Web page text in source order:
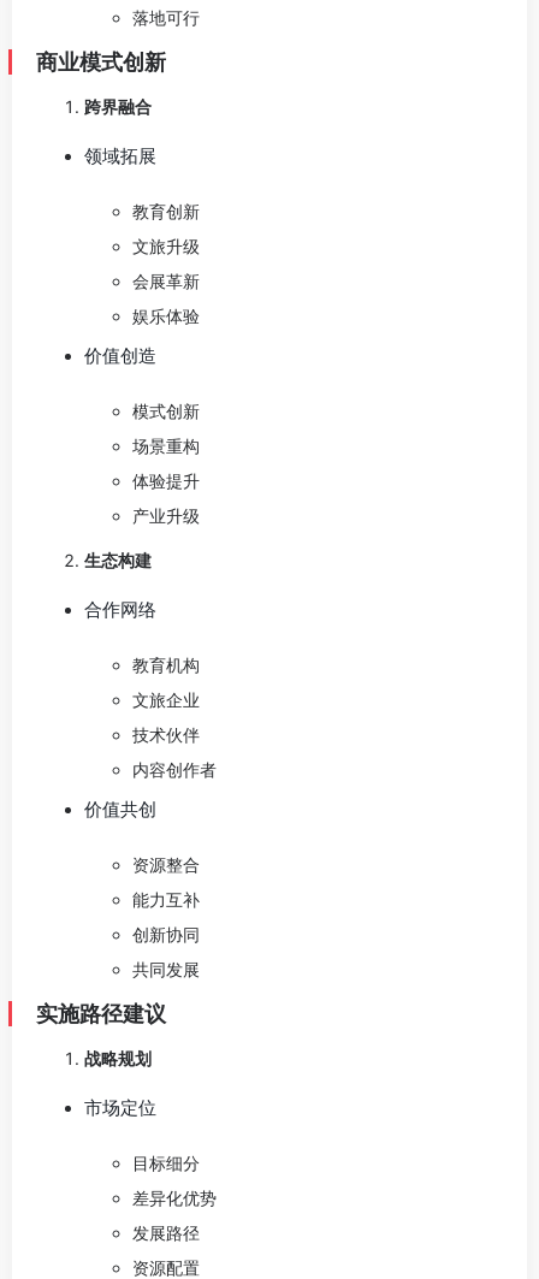
落地可行
商业模式创新
跨界融合
领域拓展
教育创新
文旅升级
会展革新
娱乐体验
价值创造
模式创新
场景重构
体验提升
产业升级
生态构建
合作网络
教育机构
文旅企业
技术伙伴
内容创作者
价值共创
资源整合
能力互补
创新协同
共同发展
实施路径建议
战略规划
市场定位
目标细分
差异化优势
发展路径
资源配置